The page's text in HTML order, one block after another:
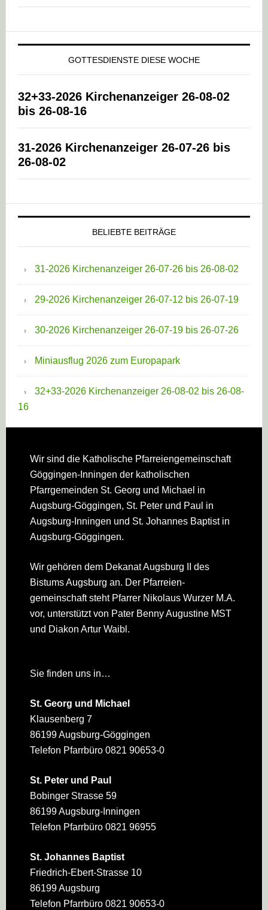
GOTTESDIENSTE DIESE WOCHE
32+33-2026 Kirchenanzeiger 26-08-02
bis 26-08-16
31-2026 Kirchenanzeiger 26-07-26 bis
26-08-02
BELIEBTE BEITRÄGE
31-2026 Kirchenanzeiger 26-07-26 bis 26-08-02
29-2026 Kirchenanzeiger 26-07-12 bis 26-07-19
30-2026 Kirchenanzeiger 26-07-19 bis 26-07-26
Miniausflug 2026 zum Europapark
32+33-2026 Kirchenanzeiger 26-08-02 bis 26-08-
16
Footer
Wir sind die Katholische Pfarreien­gemeinschaft
Göggingen-Inningen der katholischen
Pfarrgemeinden St. Georg und Michael in
Augsburg-Göggingen, St. Peter und Paul in
Augsburg-Inningen und St. Johannes Baptist in
Augsburg-Göggingen.
Wir gehören dem Dekanat Augsburg II des
Bistums Augsburg an. Der Pfarreien­
gemeinschaft steht Pfarrer Nikolaus Wurzer M.A.
vor, unterstützt von Pater Benny Augustine MST
und Diakon Artur Waibl.
Sie finden uns in…
St. Georg und Michael
Klausenberg 7
86199 Augsburg-Göggingen
Telefon Pfarrbüro 0821 90653-0
St. Peter und Paul
Bobinger Strasse 59
86199 Augsburg-Inningen
Telefon Pfarrbüro 0821 96955
St. Johannes Baptist
Friedrich-Ebert-Strasse 10
86199 Augsburg
Telefon Pfarrbüro 0821 90653-0